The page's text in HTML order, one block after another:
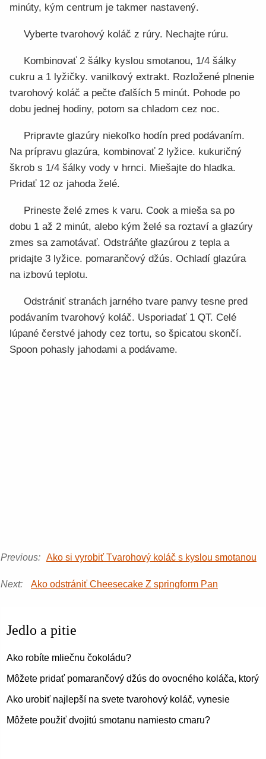
minúty, kým centrum je takmer nastavený.
Vyberte tvarohový koláč z rúry. Nechajte rúru.
Kombinovať 2 šálky kyslou smotanou, 1/4 šálky
cukru a 1 lyžičky. vanilkový extrakt. Rozložené plnenie
tvarohový koláč a pečte ďalších 5 minút. Pohode po
dobu jednej hodiny, potom sa chladom cez noc.
Pripravte glazúry niekoľko hodín pred podávaním.
Na prípravu glazúra, kombinovať 2 lyžice. kukuričný
škrob s 1/4 šálky vody v hrnci. Miešajte do hladka.
Pridať 12 oz jahoda želé.
Prineste želé zmes k varu. Cook a mieša sa po
dobu 1 až 2 minút, alebo kým želé sa roztaví a glazúry
zmes sa zamotávať. Odstráňte glazúrou z tepla a
pridajte 3 lyžice. pomarančový džús. Ochladí glazúra
na izbovú teplotu.
Odstrániť stranách jarného tvare panvy tesne pred
podávaním tvarohový koláč. Usporiadať 1 QT. Celé
lúpané čerstvé jahody cez tortu, so špicatou skončí.
Spoon pohasly jahodami a podávame.
Previous: Ako si vyrobiť Tvarohový koláč s kyslou smotanou
Next: Ako odstrániť Cheesecake Z springform Pan
Jedlo a pitie
Ako robíte mliečnu čokoládu?
Môžete pridať pomarančový džús do ovocného koláča, ktorý
Ako urobiť najlepší na svete tvarohový koláč, vynesie
Môžete použiť dvojitú smotanu namiesto cmaru?